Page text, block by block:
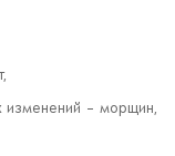
изменений – морщин,